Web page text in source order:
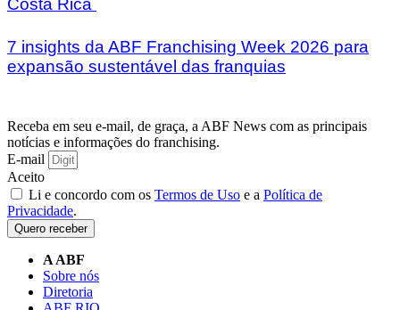
Costa Rica
7 insights da ABF Franchising Week 2026 para
expansão sustentável das franquias
Receba em seu e-mail, de graça, a ABF News com as principais
notícias e informações do franchising.
E-mail
Aceito
Li e concordo com os Termos de Uso e a Política de
Privacidade.
Quero receber
A ABF
Sobre nós
Diretoria